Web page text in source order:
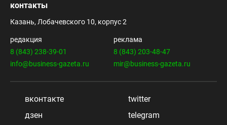
контакты
Казань, Лобачевского 10, корпус 2
редакция
8 (843) 238-39-01
info@business-gazeta.ru
реклама
8 (843) 203-48-47
mir@business-gazeta.ru
вконтакте
twitter
дзен
telegram